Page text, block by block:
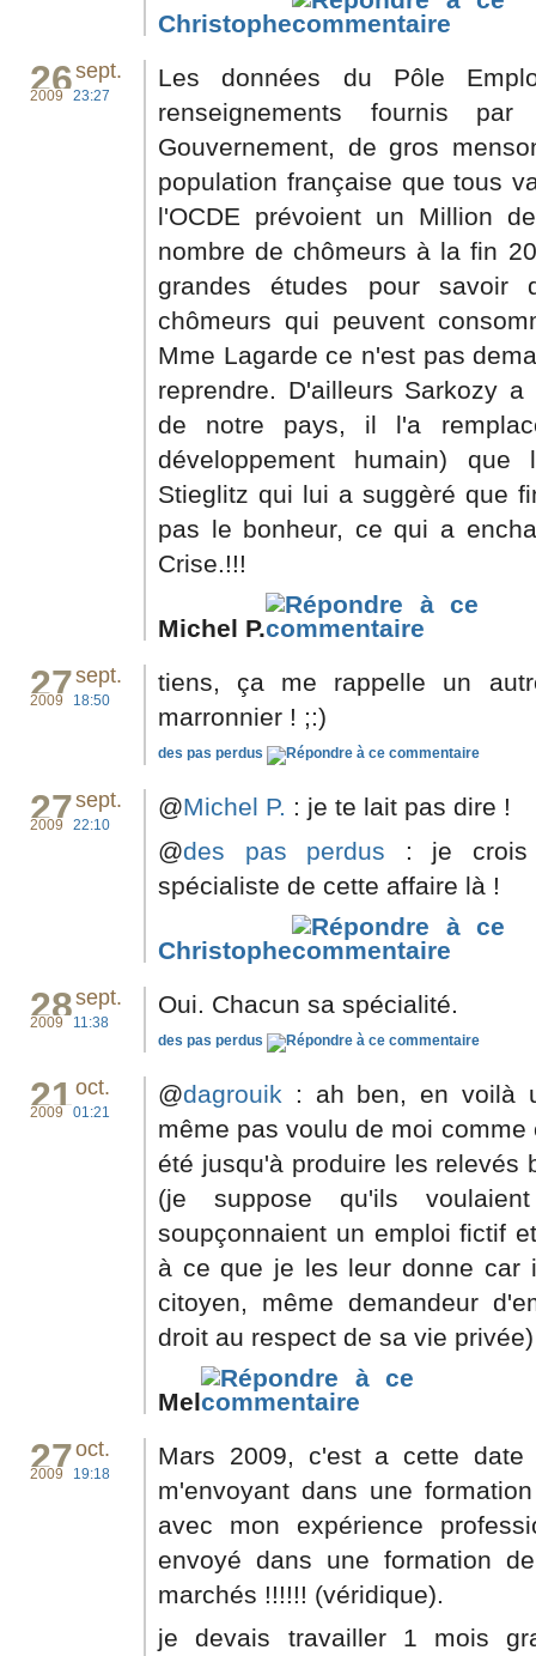
Christophe
26sept.
2009 23:27
Les données du Pôle
renseignements fournis
Gouvernement, de gros
population française que tous
l'OCDE prévoient un Million
nombre de chômeurs à la fin
grandes études pour
chômeurs qui peuvent
Mme Lagarde ce n'est pas
reprendre. D'ailleurs Sarkozy
de notre pays, il l'a
développement humain)
Stieglitz qui lui a suggèré que
pas le bonheur, ce qui a
Crise.!!!
Michel P.
27sept.
2009 18:50
tiens, ça me rappelle un
marronnier ! ;:)
des pas perdus
27sept.
2009 22:10
@Michel P. : je te lait pas dire !
@des pas perdus : je crois
spécialiste de cette affaire là !
Christophe
28sept.
2009 11:38
Oui. Chacun sa spécialité.
des pas perdus
21oct.
2009 01:21
@dagrouik : ah ben, en voilà
même pas voulu de moi
été jusqu'à produire les relevés
(je suppose qu'ils
soupçonnaient un emploi fictif
à ce que je les leur donne car
citoyen, même demandeur
droit au respect de sa vie privée)
Mel
27oct.
2009 19:18
Mars 2009, c'est a cette
m'envoyant dans une
avec mon expérience
envoyé dans une formation
marchés !!!!!! (véridique).
je devais travailler 1 mois